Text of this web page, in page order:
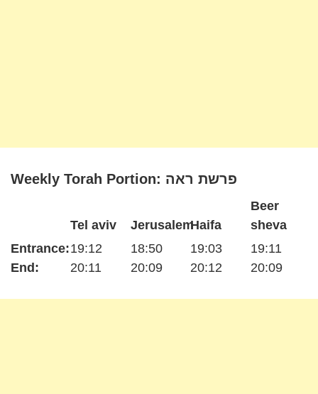
Weekly Torah Portion: פרשת ראה
Entrance:
End:
Tel aviv
19:12
20:11
Jerusalem
18:50
20:09
Haifa
19:03
20:12
Beer
sheva
19:11
20:09